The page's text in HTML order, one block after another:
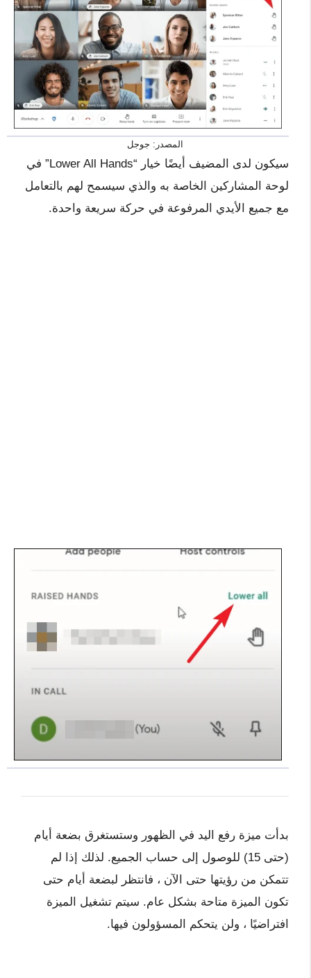
المصدر: جوجل
سيكون لدى المضيف أيضًا خيار “Lower All Hands” في
لوحة المشاركين الخاصة به والذي سيسمح لهم بالتعامل
مع جميع الأيدي المرفوعة في حركة سريعة واحدة.
بدأت ميزة رفع اليد في الظهور وستستغرق بضعة أيام
(حتى 15) للوصول إلى حساب الجميع. لذلك إذا لم
تتمكن من رؤيتها حتى الآن ، فانتظر لبضعة أيام حتى
تكون الميزة متاحة بشكل عام. سيتم تشغيل الميزة
افتراضيًا ، ولن يتحكم المسؤولون فيها.